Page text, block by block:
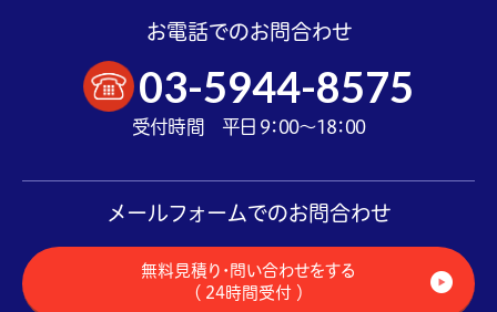
お電話でのお問合わせ
03-5944-8575
受付時間 平日 9：00～18：00
メールフォームでのお問合わせ
無料見積り・問い合わせをする
（ 24時間受付 ）